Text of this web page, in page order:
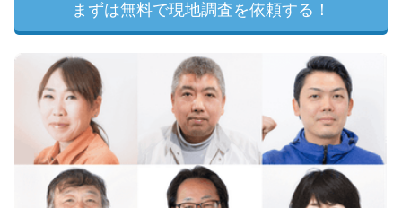
まずは無料で現地調査を依頼する！